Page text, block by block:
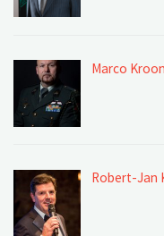
Marco Kroon
Robert-Jan